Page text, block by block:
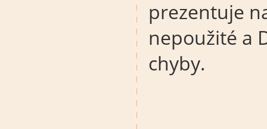
prezentuje
nepoužité a
chyby.